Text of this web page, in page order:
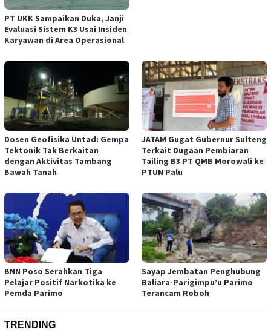
PT UKK Sampaikan Duka, Janji
Evaluasi Sistem K3 Usai Insiden
Karyawan di Area Operasional
Dosen Geofisika Untad: Gempa
Tektonik Tak Berkaitan
dengan Aktivitas Tambang
Bawah Tanah
JATAM Gugat Gubernur Sulteng
Terkait Dugaan Pembiaran
Tailing B3 PT QMB Morowali ke
PTUN Palu
BNN Poso Serahkan Tiga
Pelajar Positif Narkotika ke
Pemda Parimo
Sayap Jembatan Penghubung
Baliara-Parigimpu’u Parimo
Terancam Roboh
TRENDING